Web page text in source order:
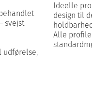
svejst
udførelse,
Ideelle
design til
Alle